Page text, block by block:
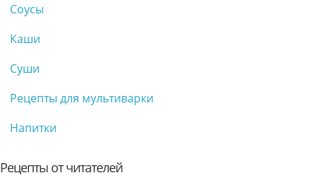
Соусы
Каши
Суши
Рецепты для мультиварки
Напитки
Рецепты от читателей